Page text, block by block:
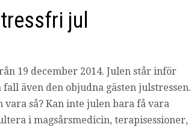
jul
19 december 2014. Julen står inför
även den objudna gästen julstressen.
vara så? Kan inte julen bara få vara
i magsårsmedicin, terapisessioner,